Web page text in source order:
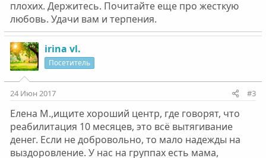
плохих. Держитесь. Почитайте еще про жесткую
любовь. Удачи вам и терпения.
irina vl.
Посетитель
24 Июн 2017 #3
Елена М.,ищите хороший центр, где говорят, что
реабилитация 10 месяцев, это всё вытягивание
денег. Если не добровольно, то мало надежды на
выздоровление. У нас на группах есть мама,